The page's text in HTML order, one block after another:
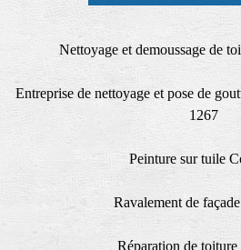
Nettoyage et demoussage de
Entreprise de nettoyage et pose de
1267
Peinture sur tuile
Ravalement de
Réparation de